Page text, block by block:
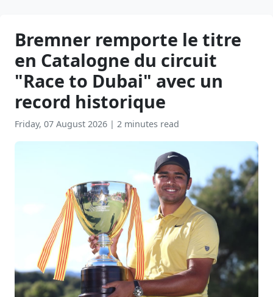
Bremner remporte le titre
en Catalogne du circuit
"Race to Dubai" avec un
record historique
Friday, 07 August 2026 | 2 minutes read